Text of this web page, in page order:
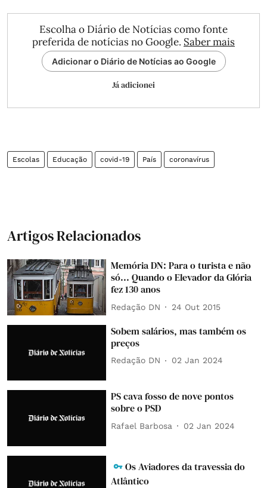
Escolha o Diário de Notícias como fonte
preferida de notícias no Google. Saber mais
Adicionar o Diário de Notícias ao Google
Já adicionei
Escolas Educação covid-19 País coronavírus
Artigos Relacionados
Memória DN: Para o turista e não
só... Quando o Elevador da Glória
fez 130 anos
Redação DN 24 Out 2015
Sobem salários, mas também os
preços
Redação DN 02 Jan 2024
PS cava fosso de nove pontos
sobre o PSD
Rafael Barbosa 02 Jan 2024
Os Aviadores da travessia do
Atlântico